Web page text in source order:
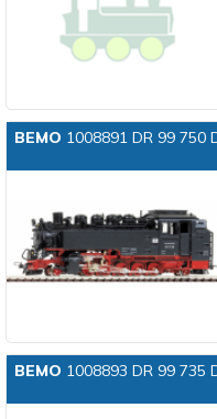
BEMO 1008891 DR 99 750
BEMO 1008893 DR 99 735